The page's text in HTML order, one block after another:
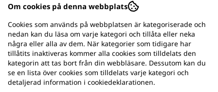
Produkten finns enbart i Slagugglans butik i
Bollnäs.
Dubbel hundbur
Om cookies på denna webbplats
Cookies som används på webbplatsen är kategoriserade och
nedan kan du läsa om varje kategori och tillåta eller neka
några eller alla av dem. När kategorier som tidigare har
tillåtits inaktiveras kommer alla cookies som tilldelats den
kategorin att tas bort från din webbläsare. Dessutom kan du
se en lista över cookies som tilldelats varje kategori och
detaljerad information i cookiedeklarationen.